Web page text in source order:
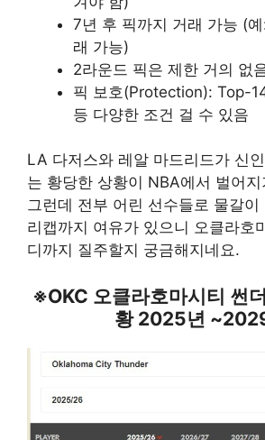
7년 후 픽까지 거래 가능 (
래 가능)
2라운드 픽은 제한 거의 없
픽 보호(Protection): Top-
등 다양한 조건 걸 수 있음
LA 다저스와 레알 마드리드가 신
는 황당한 상황이 NBA에서 벌어
그런데 전부 어린 선수들로 물갈이
리캡까지 여유가 있으니 오클라호
디까지 질주할지 궁금해지네요.
※OKC 오클라호마시티 썬
황 2025년